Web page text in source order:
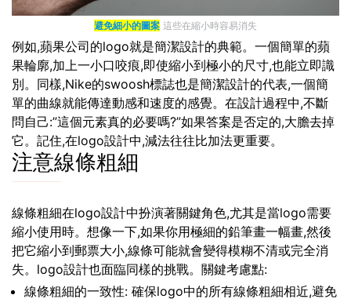
避免細小的圖案 這些在縮小時容易消失
例如,蘋果公司的logo就是簡潔設計的典範。一個簡單的蘋
果輪廓,加上一小口咬痕,即使縮小到極小的尺寸,也能立即識
別。同樣,Nike的swoosh標誌也是簡潔設計的代表,一個簡
單的曲線就能傳達動感和速度的感覺。在設計過程中,不斷
問自己:”這個元素真的必要嗎?”如果答案是否定的,大膽去掉
它。記住,在logo設計中,減法往往比加法更重要。
注意線條粗細
線條粗細在logo設計中扮演著關鍵角色,尤其是當logo需要
縮小使用時。想像一下,如果你用極細的鉛筆畫一幅畫,然後
把它縮小到郵票大小,線條可能就會變得模糊不清或完全消
失。logo設計也面臨同樣的挑戰。關鍵考慮點:
線條粗細的一致性: 確保logo中的所有線條粗細相近,避免